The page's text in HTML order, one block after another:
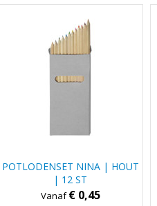
POTLODENSET NINA | HOUT
| 12 ST
Vanaf€ 0,45